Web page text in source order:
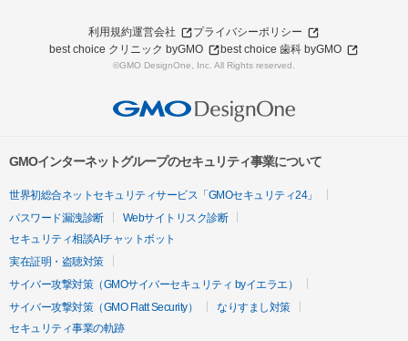
利用規約運営会社
プライバシーポリシー
best choice クリニック byGMO
best choice 歯科 byGMO
©GMO DesignOne, Inc. All Rights reserved.
GMOインターネットグループのセキュリティ事業について
世界初総合ネットセキュリティサービス「GMOセキュリティ24」
パスワード漏洩診断
Webサイトリスク診断
セキュリティ相談AIチャットボット
実在証明・盗聴対策
サイバー攻撃対策（GMOサイバーセキュリティ byイエラエ）
サイバー攻撃対策（GMO Flatt Security）
なりすまし対策
セキュリティ事業の軌跡